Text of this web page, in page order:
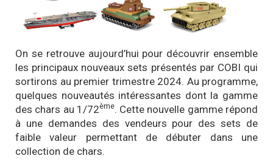
On se retrouve aujourd’hui pour découvrir ensemble
les principaux nouveaux sets présentés par COBI qui
sortirons au premier trimestre 2024. Au programme,
quelques nouveautés intéressantes dont la gamme
des chars au 1/72ème. Cette nouvelle gamme répond
à une demandes des vendeurs pour des sets de
faible valeur permettant de débuter dans une
collection de chars.